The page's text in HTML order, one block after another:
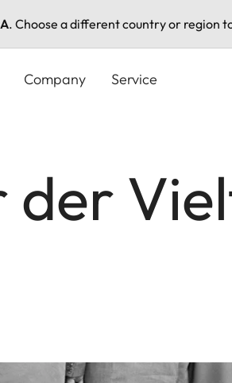
. Choose a different country or region
Company Service
der